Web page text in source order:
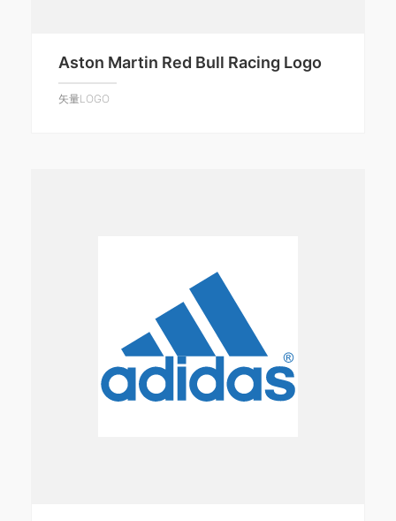
Aston Martin Red Bull Racing Logo
矢量LOGO